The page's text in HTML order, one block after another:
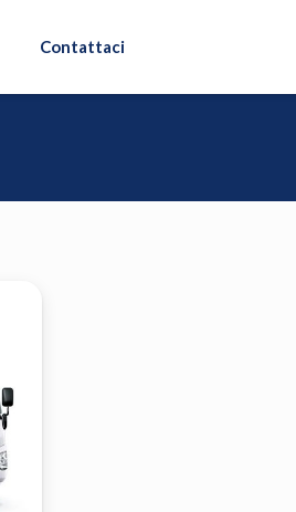
Contattaci